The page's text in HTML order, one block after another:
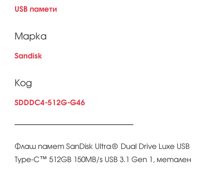
USB памети
Марка
Sandisk
Код
SDDDC4-512G-G46
Флаш памет SanDisk Ultra® Dual Drive Luxe USB
Type-C™ 512GB 150MB/s USB 3.1 Gen 1, метален